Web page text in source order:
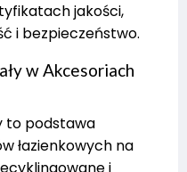
jakości,
i bezpieczeństwo.
w Akcesoriach
to podstawa
łazienkowych na
i